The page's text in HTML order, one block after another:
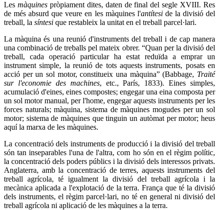
Les màquinespròpiament dites, daten de final del segle XVIII. Res
de més absurd que veure en les màquines l'antíteside la divisió del
treball, la síntesi que restableix la unitat en el treball parcel·lari.
La màquina és una reunió d'instruments del treball i de cap manera
una combinació de treballs pel mateix obrer. “Quan per la divisió del
treball, cada operació particular ha estat reduïda a emprar un
instrument simple, la reunió de tots aquests instruments, posats en
acció per un sol motor, constitueix una màquina” (Babbage, Traité
sur l'economie des machines, etc., París, 1833). Eines simples,
acumulació d'eines, eines compostes; engegar una eina composta per
un sol motor manual, per l'home, engegar aquests instruments per les
forces naturals; màquina, sistema de màquines mogudes per un sol
motor; sistema de màquines que tinguin un autòmat per motor; heus
aquí la marxa de les màquines.
La concentració dels instruments de producció i la divisió del treball
són tan inseparables l'una de l'altra, com ho són en el règim polític,
la concentració dels poders públics i la divisió dels interessos privats.
Anglaterra, amb la concentració de terres, aquests instruments del
treball agrícola, té igualment la divisió del treball agrícola i la
mecànica aplicada a l'explotació de la terra. França que té la divisió
dels instruments, el règim parcel·lari, no té en general ni divisió del
treball agrícola ni aplicació de les màquines a la terra.